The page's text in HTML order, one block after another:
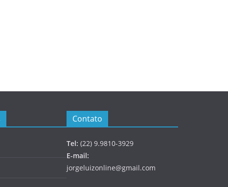
Contato
Tel: (22) 9.9810-3929
E-mail:
jorgeluizonline@gmail.com